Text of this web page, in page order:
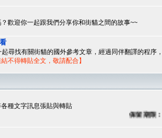
歡迎你一起跟我們分享你和街貓之間的故事~~
尋找有關街貓的國外參考文章，經過同伴翻譯的程序
不得轉貼全文，敬請配合】
種文字訊息張貼與轉貼
保留期限：60